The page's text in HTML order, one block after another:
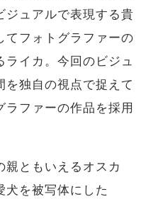
ジュアルで表現する貴
てフォトグラファーの
イカ。今回のビジュ
を独自の視点で捉えて
ラファーの作品を採用
親ともいえるオスカ
犬を被写体にした